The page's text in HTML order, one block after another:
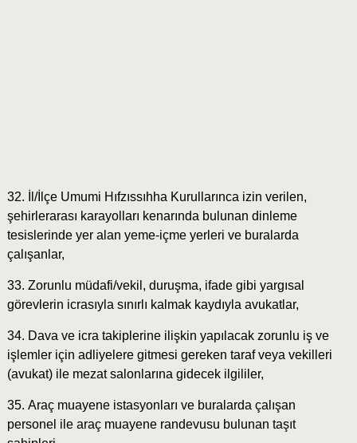
32. İl/İlçe Umumi Hıfzıssıhha Kurullarınca izin verilen,
şehirlerarası karayolları kenarında bulunan dinleme
tesislerinde yer alan yeme-içme yerleri ve buralarda
çalışanlar,
33. Zorunlu müdafi/vekil, duruşma, ifade gibi yargısal
görevlerin icrasıyla sınırlı kalmak kaydıyla avukatlar,
34. Dava ve icra takiplerine ilişkin yapılacak zorunlu iş ve
işlemler için adliyelere gitmesi gereken taraf veya vekilleri
(avukat) ile mezat salonlarına gidecek ilgililer,
35. Araç muayene istasyonları ve buralarda çalışan
personel ile araç muayene randevusu bulunan taşıt